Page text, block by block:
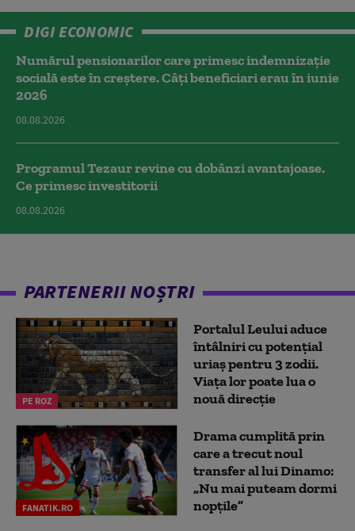
DIGI ECONOMIC
Numărul pensionarilor care primesc indemnizaţie
socială este în creștere. Câți beneficiari erau în iunie
2026
08.08.2026
Programul Tezaur revine cu dobânzi avantajoase.
Ce primesc investitorii
08.08.2026
PARTENERII NOȘTRI
PE ROZ
Portalul Leului aduce
întâlniri cu potențial
uriaș pentru 3 zodii.
Viața lor poate lua o
nouă direcție
FANATIK.RO
Drama cumplită prin
care a trecut noul
transfer al lui Dinamo:
„Nu mai puteam dormi
nopțile”